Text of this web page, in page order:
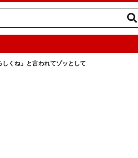
くね」と言われてゾッとして